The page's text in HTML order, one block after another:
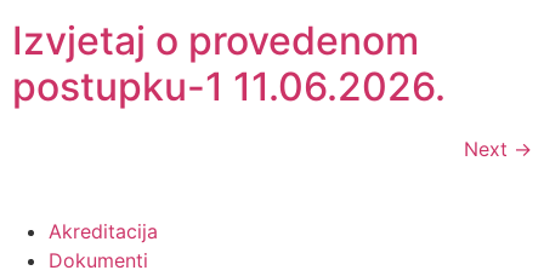
Izvjetaj o provedenom
postupku-1 11.06.2026.
Next →
Akreditacija
Dokumenti